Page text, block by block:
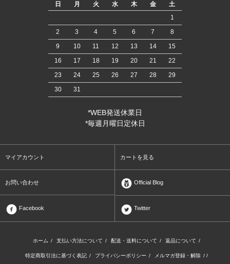
日
月 火 水 木 金
土
1
2
3 4 5 6 7
8
9
10 11 12 13 14
15
16
17 18 19 20 21
22
23
24 25 26 27 28
29
30
31
*WEB発送休業日
*毎週月曜日定休日
マイアカウント カートを見る
お問い合わせ Official Blog
Facebook Twitter
ホーム / 支払い方法について / 配送・送料について / 返品について /
特定商取引法に基づく表記 / プライバシーポリシー / メルマガ登録・解除 / /